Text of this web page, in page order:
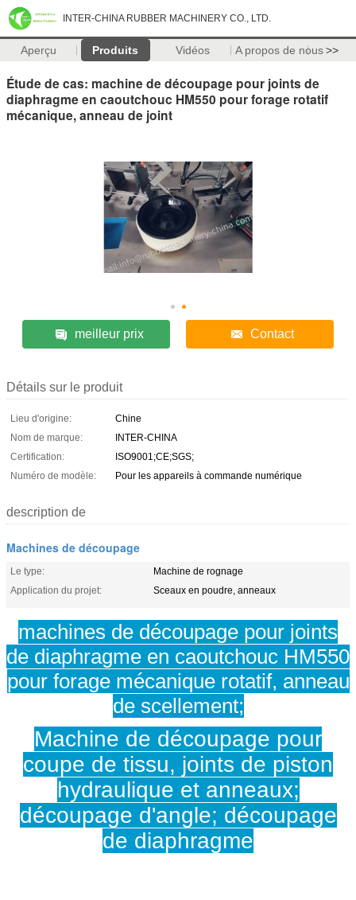
INTER-CHINA RUBBER MACHINERY CO., LTD.
Aperçu Produits Vidéos A propos de nous>>
Étude de cas: machine de découpage pour joints de
diaphragme en caoutchouc HM550 pour forage rotatif
mécanique, anneau de joint
meilleur prix Contact
Détails sur le produit
Lieu d'origine:
Chine
Nom de marque:
INTER-CHINA
Certification:
ISO9001;CE;SGS;
Numéro de modèle:
Pour les appareils à commande numérique
description de
Machines de découpage
Le type:
Machine de rognage
Application du projet:
Sceaux en poudre, anneaux
machines de découpage pour joints
de diaphragme en caoutchouc HM550
pour forage mécanique rotatif, anneau
de scellement;
Machine de découpage pour
coupe de tissu, joints de piston
hydraulique et anneaux;
découpage d'angle; découpage
de diaphragme